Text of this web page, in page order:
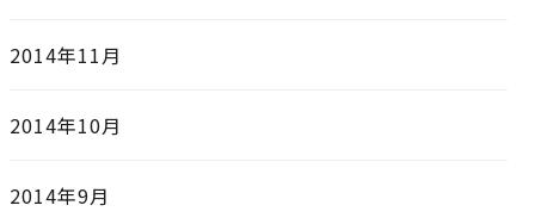
2014年11月
2014年10月
2014年9月